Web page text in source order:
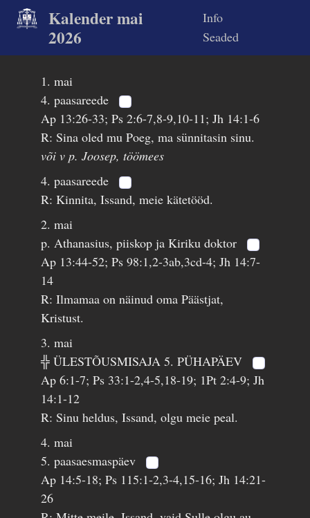
Kalender mai
2026
Info
Seaded
1. mai
4. paasareede
Ap 13:26-33; Ps 2:6-7,8-9,10-11; Jh 14:1-6
R: Sina oled mu Poeg, ma sünnitasin sinu.
või v p. Joosep, töömees
4. paasareede
R: Kinnita, Issand, meie kätetööd.
2. mai
p. Athanasius, piiskop ja Kiriku doktor
Ap 13:44-52; Ps 98:1,2-3ab,3cd-4; Jh 14:7-
14
R: Ilmamaa on näinud oma Päästjat,
Kristust.
3. mai
╬ ÜLESTÕUSMISAJA 5. PÜHAPÄEV
Ap 6:1-7; Ps 33:1-2,4-5,18-19; 1Pt 2:4-9; Jh
14:1-12
R: Sinu heldus, Issand, olgu meie peal.
4. mai
5. paasaesmaspäev
Ap 14:5-18; Ps 115:1-2,3-4,15-16; Jh 14:21-
26